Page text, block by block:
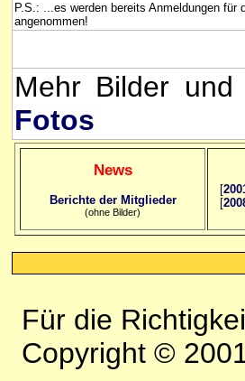
P.S.: ...es werden bereits Anmeldungen für
angenommen!
Mehr Bilder
Fotos
News
Berichte der Mitglieder
(ohne Bilder)
[
[
Für die
Copyright ©